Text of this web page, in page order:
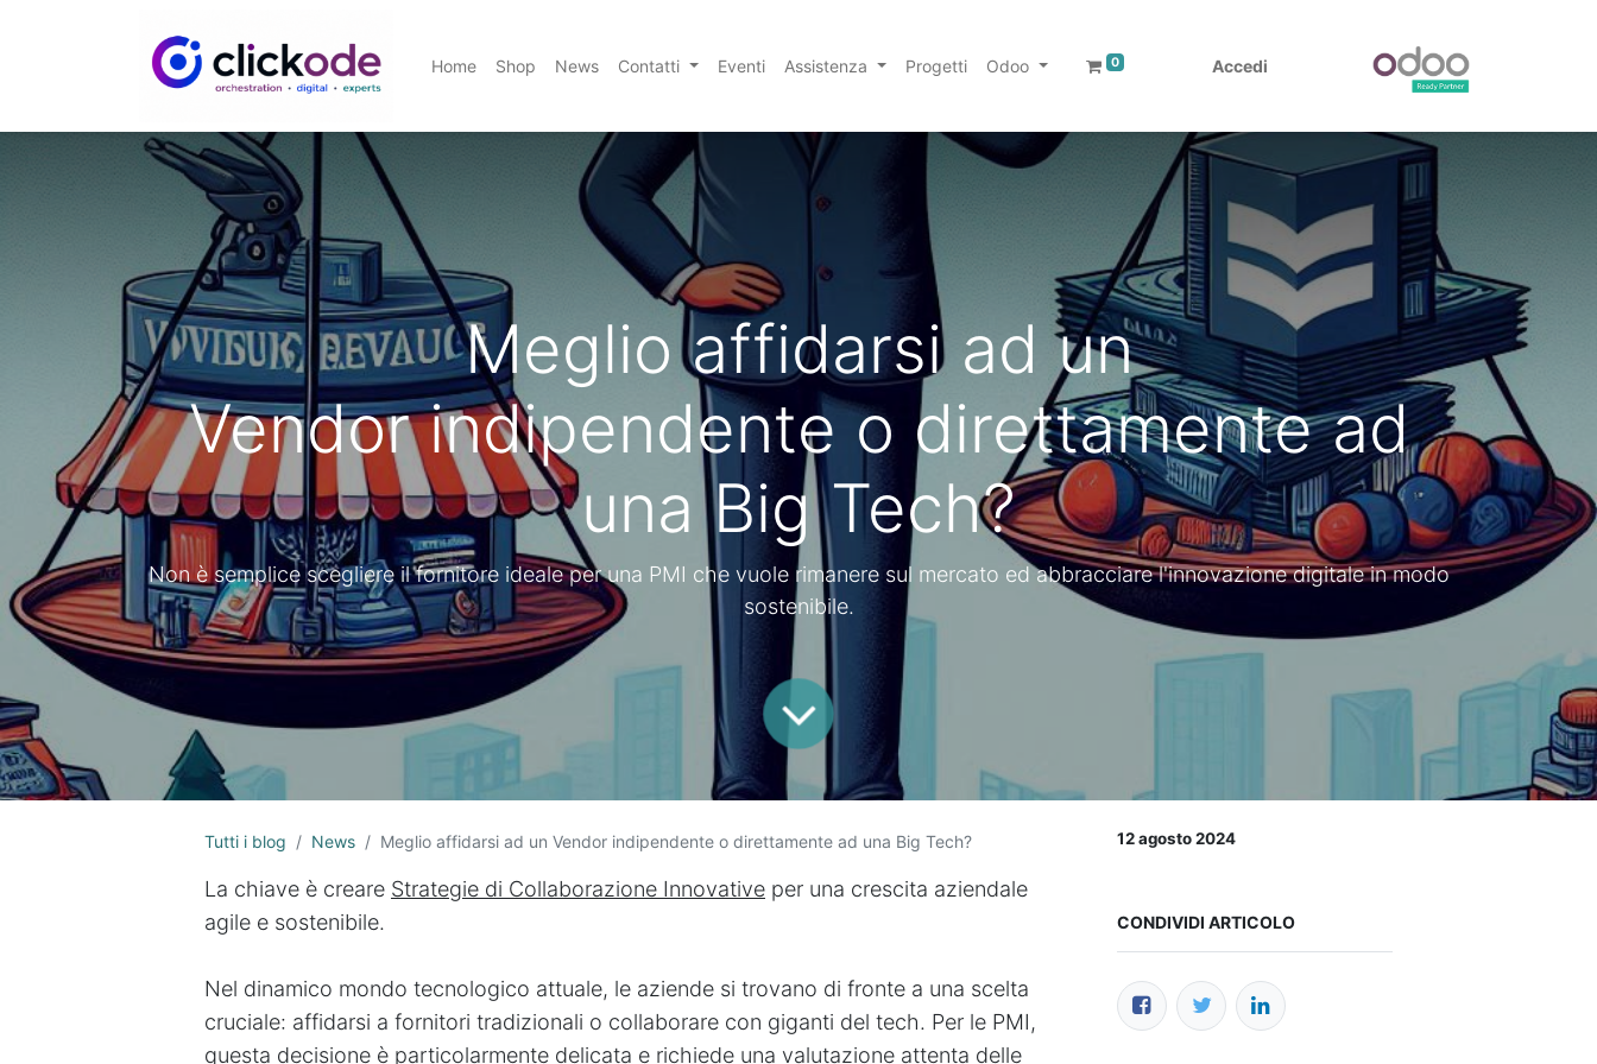
Home Shop News Contatti Eventi Assistenza Progetti Odoo 0 Accedi
Meglio affidarsi ad un
Vendor indipendente o direttamente ad
una Big Tech?
Non è semplice scegliere il fornitore ideale per una PMI che vuole rimanere sul mercato ed abbracciare l'innovazione digitale in modo
sostenibile.
Tutti i blog News Meglio affidarsi ad un Vendor indipendente o direttamente ad una Big Tech?
La chiave è creare Strategie di Collaborazione Innovative per una crescita aziendale
agile e sostenibile.
Nel dinamico mondo tecnologico attuale, le aziende si trovano di fronte a una scelta
cruciale: affidarsi a fornitori tradizionali o collaborare con giganti del tech. Per le PMI,
questa decisione è particolarmente delicata e richiede una valutazione attenta delle
12 agosto 2024
CONDIVIDI ARTICOLO